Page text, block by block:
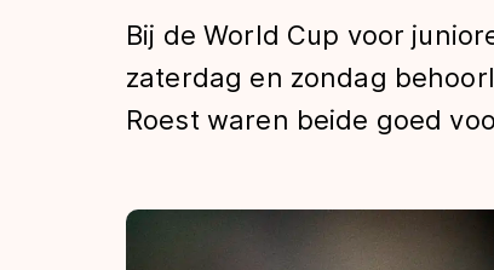
De weg op
Schaatsfans
Olympische
Bij de World Cup voor
zaterdag en zondag
Roest waren beide goed